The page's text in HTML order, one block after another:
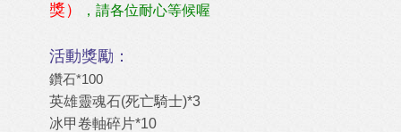
獎）
，請各位耐心等候喔
活動獎勵：
鑽石*100
英雄靈魂石(死亡騎士)*3
冰甲卷軸碎片*10